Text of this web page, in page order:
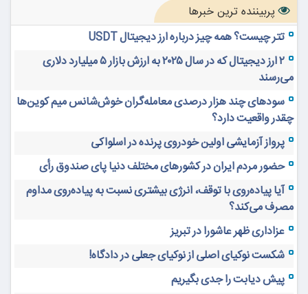
پربیننده ترین خبرها
تتر چیست؟ همه چیز درباره ارز دیجیتال USDT
۲ ارز دیجیتال که در سال ۲۰۲۵ به ارزش بازار ۵ میلیارد دلاری
می‌رسند
سودهای چند هزار درصدی معامله‌گران خوش‌شانس میم کوین‌ها
چقدر واقعیت دارد؟
پرواز آزمایشی اولین خودروی پرنده در اسلواکی
حضور مردم ایران در کشورهای مختلف دنیا پای صندوق رأی
آیا پیاده‌روی با توقف، انرژی بیشتری نسبت به پیاده‌روی مداوم
مصرف می‌کند؟
عزاداری ظهر عاشورا در تبریز
شکست نوکیای اصلی از نوکیای جعلی در دادگاه!
پیش دیابت را جدی بگیریم